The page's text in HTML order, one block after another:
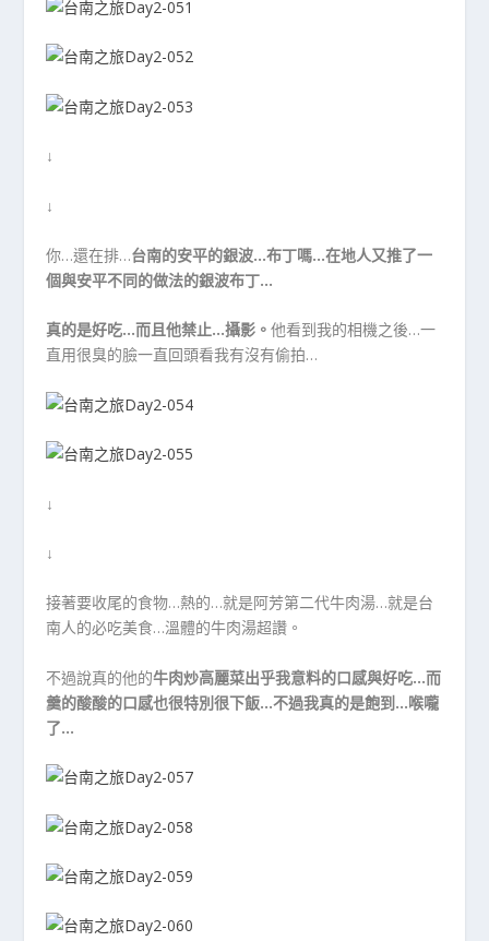
↓
↓
你…還在排…台南的安平的銀波…布丁嗎…在地人又推了一
個與安平不同的做法的銀波布丁…
真的是好吃…而且他禁止…攝影。他看到我的相機之後…一
直用很臭的臉一直回頭看我有沒有偷拍…
↓
↓
接著要收尾的食物…熱的…就是阿芳第二代牛肉湯…就是台
南人的必吃美食…溫體的牛肉湯超讚。
不過說真的他的牛肉炒高麗菜出乎我意料的口感與好吃…而
羹的酸酸的口感也很特別很下飯…不過我真的是飽到…喉嚨
了…